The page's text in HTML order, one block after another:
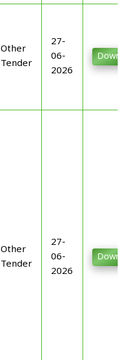
Other
Tender
27-
06-
2026
Other
Tender
27-
06-
2026